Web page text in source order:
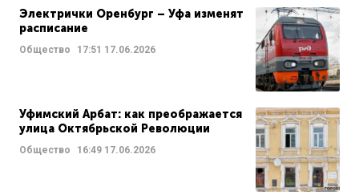
Электрички Оренбург – Уфа изменят
расписание
Общество 17:51 17.06.2026
Уфимский Арбат: как преображается
улица Октябрьской Революции
Общество 16:49 17.06.2026